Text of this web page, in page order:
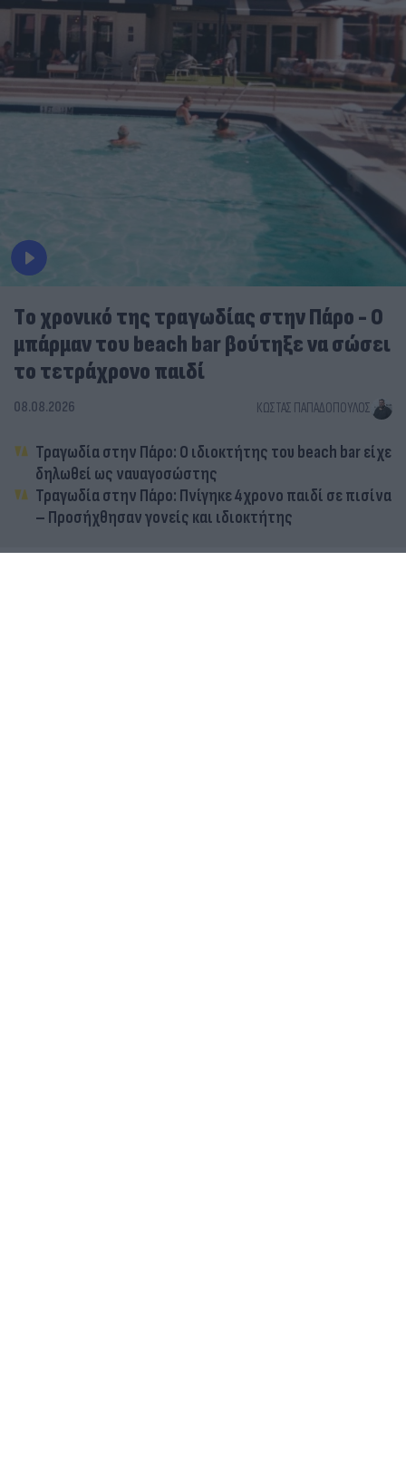
Tο χρονικό της τραγωδίας στην Πάρο - Ο
μπάρμαν του beach bar βούτηξε να σώσει
το τετράχρονο παιδί
08.08.2026 ΚΏΣΤΑΣ ΠΑΠΑΔΌΠΟΥΛΟΣ
Τραγωδία στην Πάρο: Ο ιδιοκτήτης του beach bar είχε
δηλωθεί ως ναυαγοσώστης
Τραγωδία στην Πάρο: Πνίγηκε 4χρονο παιδί σε πισίνα
– Προσήχθησαν γονείς και ιδιοκτήτης